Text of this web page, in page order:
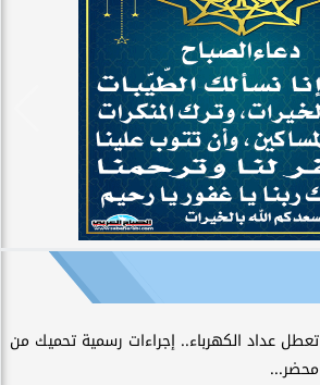
تعطل عداد الكهرباء.. إجراءات رسمية تحميك من
محضر...